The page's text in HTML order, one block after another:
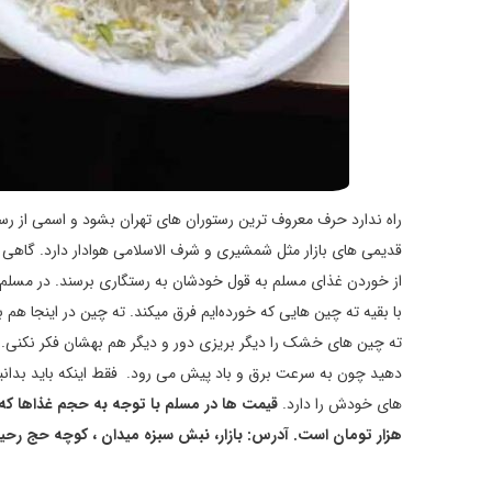
راه ندارد حرف معروف ترین رستوران‌ های تهران بشود و اسمی از
قدیمی های بازار مثل شمشیری و شرف الاسلامی هوادار دارد.
از خوردن غذای مسلم به قول خودشان به رستگاری برسند. در
با بقیه ته چین هایی که خورده‌ایم فرق میکند. ته چین در اینجا
ته چین های خشک را دیگر بریزی دور و دیگر هم بهشان فکر
دهید چون به سرعت برق و باد پیش می رود. فقط اینکه باید
های خودش را دارد.
هزار تومان است. آدرس: بازار، نبش سبزه میدان ، کوچه حج